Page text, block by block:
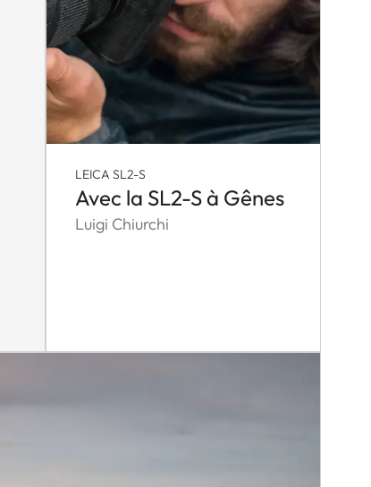
LEICA SL2-S
Avec la SL2-S à Gênes
Luigi Chiurchi